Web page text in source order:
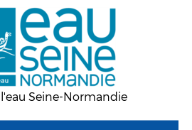
Seine-Normandie